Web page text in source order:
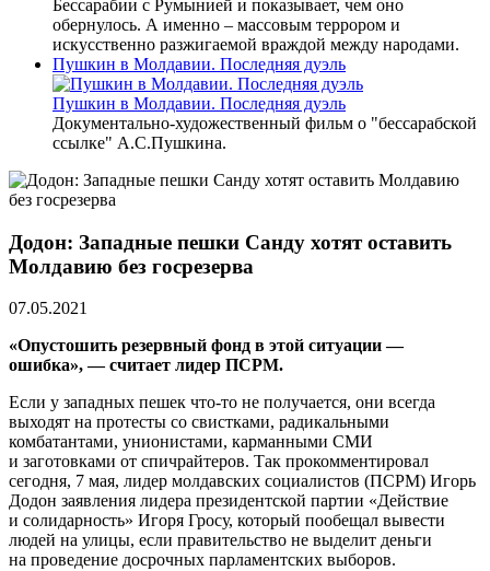
Бессарабии с Румынией и показывает, чем оно
обернулось. А именно – массовым террором и
искусственно разжигаемой враждой между народами.
Пушкин в Молдавии. Последняя дуэль
Пушкин в Молдавии. Последняя дуэль
Документально-художественный фильм о "бессарабской
ссылке" А.С.Пушкина.
Додон: Западные пешки Санду хотят оставить
Молдавию без госрезерва
07.05.2021
«Опустошить резервный фонд в этой ситуации —
ошибка», — считает лидер ПСРМ.
Если у западных пешек что-то не получается, они всегда
выходят на протесты со свистками, радикальными
комбатантами, унионистами, карманными СМИ
и заготовками от спичрайтеров. Так прокомментировал
сегодня, 7 мая, лидер молдавских социалистов (ПСРМ) Игорь
Додон заявления лидера президентской партии «Действие
и солидарность» Игоря Гросу, который пообещал вывести
людей на улицы, если правительство не выделит деньги
на проведение досрочных парламентских выборов.